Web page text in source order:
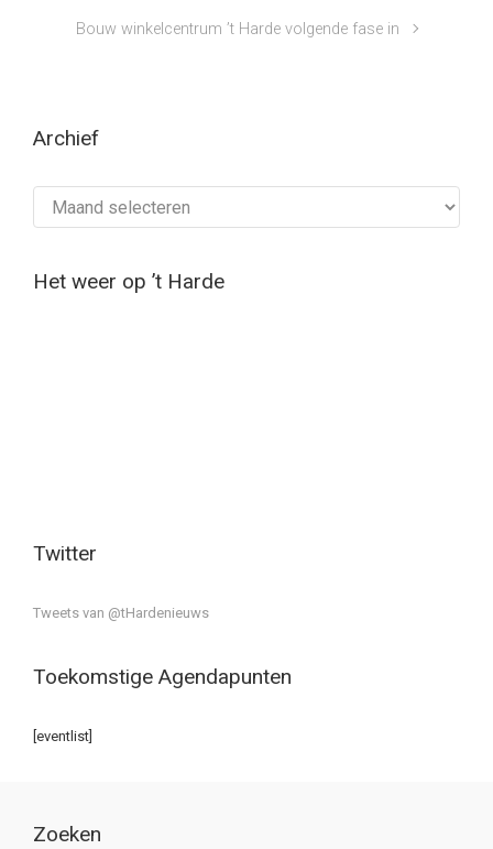
Bouw winkelcentrum ’t Harde volgende fase in
Archief
Het weer op ’t Harde
Twitter
Tweets van @tHardenieuws
Toekomstige Agendapunten
[eventlist]
Zoeken